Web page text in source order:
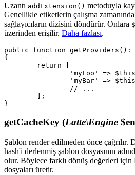
Uzantı addExtension() metoduyla
Genellikle etiketlerin çalışma
sağlayıcıların dizisini döndürür. Onlara
üzerinden erişilir. Daha fazlası.
public function getProviders():
{
getCacheKey (Latte\Engine
Şablon render edilmeden önce çağrılır.
hash'i derlenmiş şablon dosyasının
olur. Böylece farklı dönüş değerleri için
dosyaları üretir.